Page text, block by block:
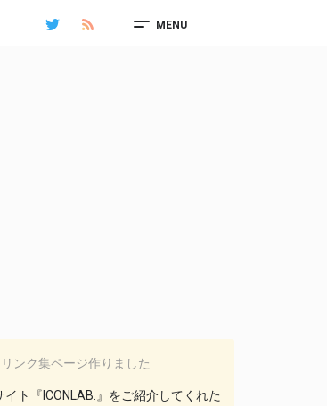
MENU
リンク集ページ作りました
イト『ICONLAB.』をご紹介してくれた